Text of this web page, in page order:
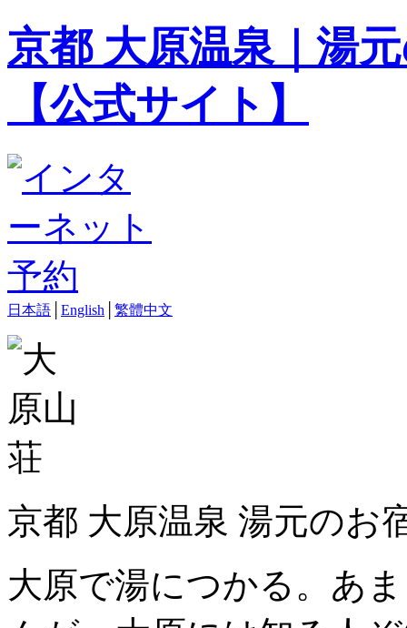
京都 大原温泉｜湯
【公式サイト】
日本語 English 繁體中文
京都 大原温泉 湯元の
大原で湯につかる。あ